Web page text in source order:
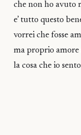
che non ho avuto
e’ tutto questo
vorrei che fosse
ma proprio amore
la cosa che io